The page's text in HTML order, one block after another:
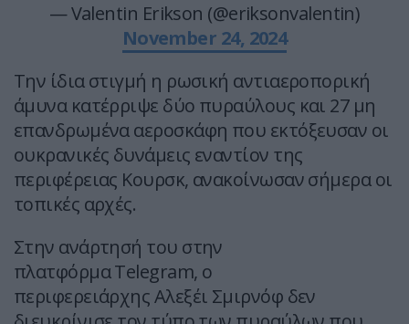
— Valentin Erikson (@eriksonvalentin)
November 24, 2024
Την ίδια στιγμή η ρωσική αντιαεροπορική
άμυνα κατέρριψε δύο πυραύλους και 27 μη
επανδρωμένα αεροσκάφη που εκτόξευσαν οι
ουκρανικές δυνάμεις εναντίον της
περιφέρειας Κουρσκ, ανακοίνωσαν σήμερα οι
τοπικές αρχές.
Στην ανάρτησή του στην
πλατφόρμα Telegram, ο
περιφερειάρχης Αλεξέι Σμιρνόφ δεν